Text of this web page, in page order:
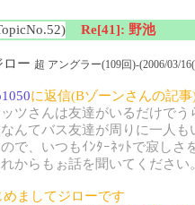
Re[41]: 野池
ロー 超 アングラー(109回)-(2006/03/
に返信(Bゾーンさんの記事
ツさんは友達がいるだけでう
んてバス友達が周りに一人も
で、いつもｲﾝﾀｰﾈｯﾄで寂しさ
からもぉ話を聞いてください
めましてジローです